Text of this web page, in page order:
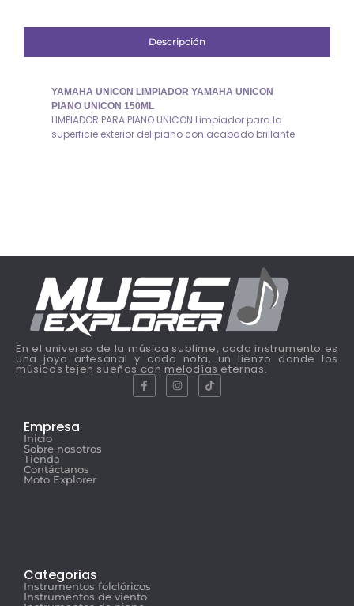
Descripción
YAMAHA UNICON LIMPIADOR YAMAHA UNICON
PIANO UNICON 150ML
LIMPIADOR PARA PIANO UNICON Limpiador para la
superficie exterior del piano con acabado brillante
En el universo de la música sublime, cada instrumento es
una joya artesanal y cada nota, un lienzo donde los
músicos tejen sueños con melodías eternas.
Empresa
Inicio
Sobre nosotros
Tienda
Contáctanos
Moto Explorer
Categorias
Instrumentos folclóricos
Instrumentos de viento